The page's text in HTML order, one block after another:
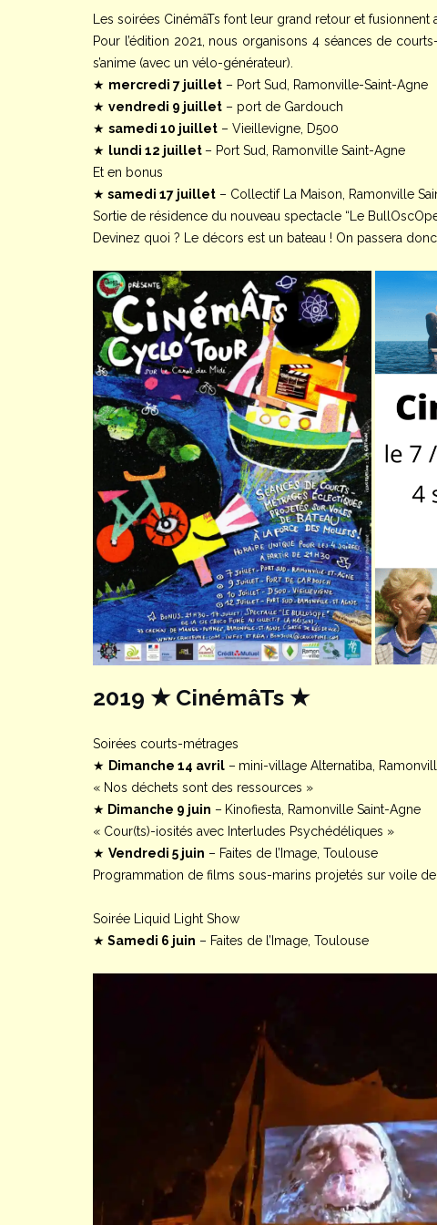
Les soirées CinémâTs font leur grand retour et fusionnent
Pour l’édition 2021, nous organisons 4 séances de
s’anime (avec un vélo-générateur).
★ mercredi 7 juillet – Port Sud, Ramonville-Saint-Agne
★ vendredi 9 juillet – port de Gardouch
★ samedi 10 juillet – Vieillevigne, D500
★ lundi 12 juillet – Port Sud, Ramonville Saint-Agne
Et en bonus
★ samedi 17 juillet – Collectif La Maison, Ramonville
Sortie de résidence du nouveau spectacle “Le
Devinez quoi ? Le décors est un bateau ! On passera donc
2019 ★ CinémâTs ★
Soirées courts-métrages
★ Dimanche 14 avril – mini-village Alternatiba,
« Nos déchets sont des ressources »
★ Dimanche 9 juin – Kinofiesta, Ramonville Saint-Agne
« Cour(ts)-iosités avec Interludes Psychédéliques »
★ Vendredi 5 juin – Faites de l’Image, Toulouse
Programmation de films sous-marins projetés sur voile de
Soirée Liquid Light Show
★ Samedi 6 juin – Faites de l’Image, Toulouse